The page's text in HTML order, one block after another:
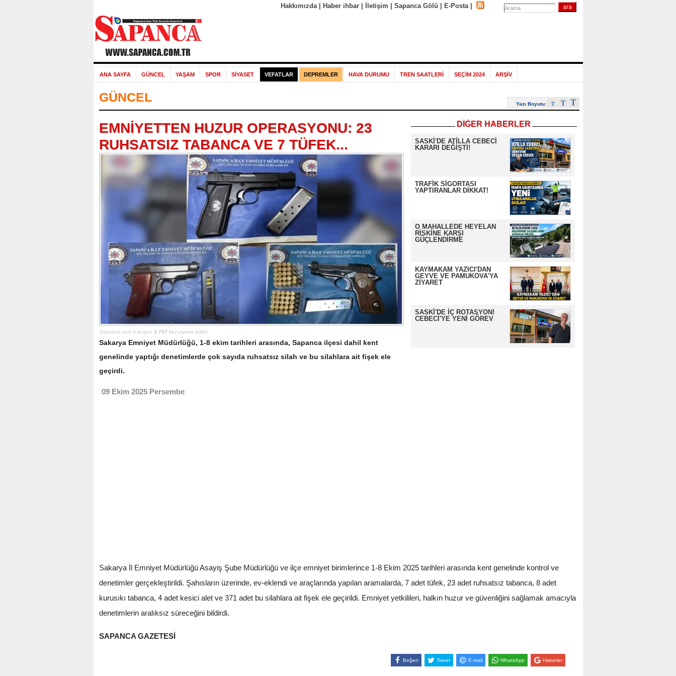
Hakkımızda| Haber ihbar| İletişim Sapanca Gölü E-Posta|
ANA SAYFA GÜNCEL YAŞAM SPOR SİYASET VEFATLAR DEPREMLER HAVA DURUMU TREN SAATLERİ SEÇİM 2024 ARŞİV
GÜNCEL Yazı Boyutu:
DİĞER HABERLER
SASKİ'DE ATİLLA CEBECİ
KARARI DEĞİŞTİ!
TRAFİK SİGORTASI
YAPTIRANLAR DİKKAT!
O MAHALLEDE HEYELAN
RİSKİNE KARŞI
GÜÇLENDİRME
KAYMAKAM YAZICI'DAN
GEYVE VE PAMUKOVA'YA
ZİYARET
SASKİ'DE İÇ ROTASYON!
CEBECİ'YE YENİ GÖREV
EMNİYETTEN HUZUR OPERASYONU: 23
RUHSATSIZ TABANCA VE 7 TÜFEK...
Sapanca.com.tr bugün 1.787kez ziyaret edildi.
Sakarya Emniyet Müdürlüğü, 1-8 ekim tarihleri arasında, Sapanca ilçesi dahil kent
genelinde yaptığı denetimlerde çok sayıda ruhsatsız silah ve bu silahlara ait fişek ele
geçirdi.
09 Ekim 2025 Persembe
Sakarya İl Emniyet Müdürlüğü Asayiş Şube Müdürlüğü ve ilçe emniyet birimlerince 1-8 Ekim 2025 tarihleri arasında kent genelinde kontrol ve
denetimler gerçekleştirildi. Şahısların üzerinde, ev-eklendi ve araçlarında yapılan aramalarda, 7 adet tüfek, 23 adet ruhsatsız tabanca, 8 adet
kurusıkı tabanca, 4 adet kesici alet ve 371 adet bu silahlara ait fişek ele geçirildi. Emniyet yetkilileri, halkın huzur ve güvenliğini sağlamak amacıyla
denetimlerin aralıksız süreceğini bildirdi.
SAPANCA GAZETESİ
Beğen Tweet E-mail WhatsApp Haberler